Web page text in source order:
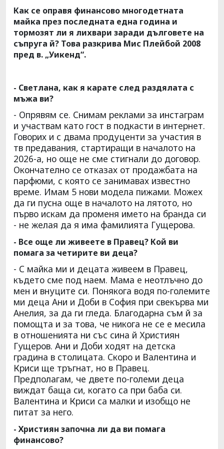
Как се оправя финансово многодетната
майка през последната една година и
тормозят ли я лихвари заради дълговете на
съпруга й? Това разкрива Мис Плейбой 2008
пред в. „Уикенд“.
- Светлана, как я карате след раздялата с
мъжа ви?
- Опрявям се. Снимам реклами за инстаграм
и участвам като гост в подкасти в интернет.
Говорих и с двама продуценти за участия в
тв предавания, стартиращи в началото на
2026-а, но още не сме стигнали до договор.
Окончателно се отказах от продажбата на
парфюми, с която се занимавах известно
време. Имам 5 нови модела пижами. Можех
да ги пусна още в началото на лятото, но
първо искам да променя името на бранда си
- не желая да я има фамилията Гущерова.
- Все още ли живеете в Правец? Кой ви
помага за четирите ви деца?
- С майка ми и децата живеем в Правец,
където сме под наем. Мама е неотлъчно до
мен и внуците си. Понякога водя по-големите
ми деца Ани и Доби в София при свекърва ми
Анелия, за да ги гледа. Благодарна съм й за
помощта и за това, че никога не се е месила
в отношенията ни със сина й Християн
Гущеров. Ани и Доби ходят на детска
градина в столицата. Скоро и Валентина и
Криси ще тръгнат, но в Правец.
Предполагам, че двете по-големи деца
виждат баща си, когато са при баба си.
Валентина и Криси са малки и изобщо не
питат за него.
- Християн започна ли да ви помага
финансово?